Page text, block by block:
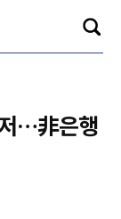
…非은행